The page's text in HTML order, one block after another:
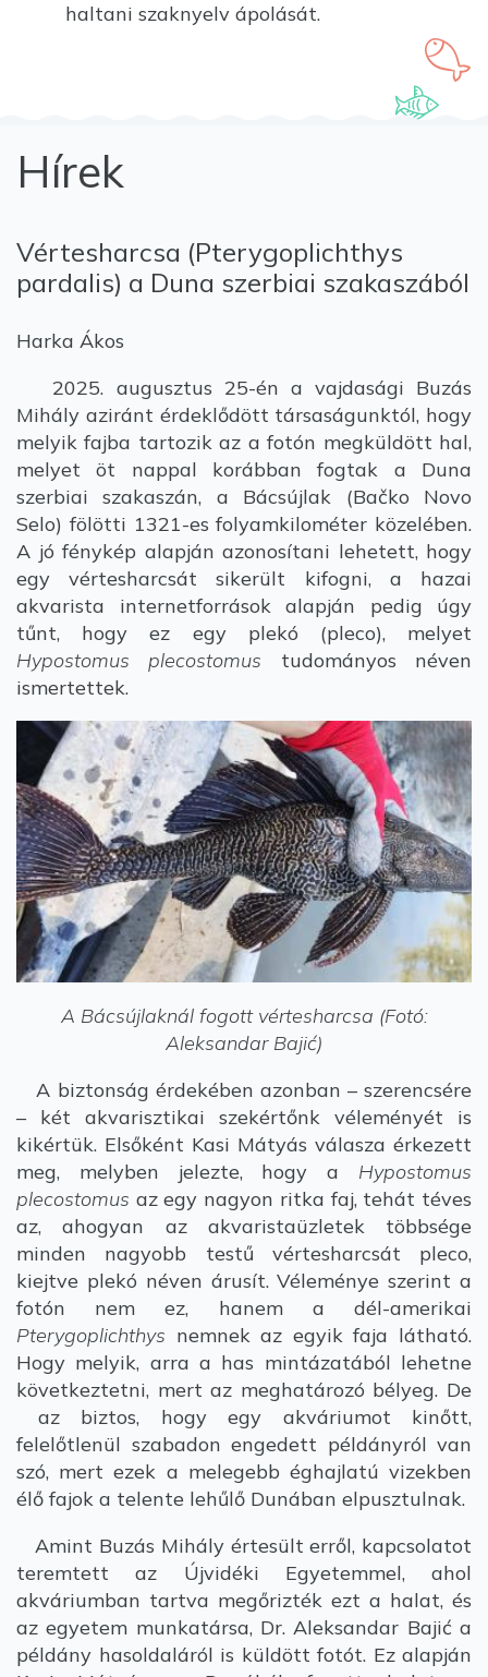
haltani szaknyelv ápolását.
Hírek
Vértesharcsa (Pterygoplichthys
pardalis) a Duna szerbiai szakaszából
Harka Ákos
2025. augusztus 25-én a vajdasági Buzás
Mihály aziránt érdeklődött társaságunktól, hogy
melyik fajba tartozik az a fotón megküldött hal,
melyet öt nappal korábban fogtak a Duna
szerbiai szakaszán, a Bácsújlak (Bačko Novo
Selo) fölötti 1321-es folyamkilométer közelében.
A jó fénykép alapján azonosítani lehetett, hogy
egy vértesharcsát sikerült kifogni, a hazai
akvarista internetforrások alapján pedig úgy
tűnt, hogy ez egy plekó (pleco), melyet
Hypostomus plecostomus tudományos néven
ismertettek.
A Bácsújlaknál fogott vértesharcsa (Fotó:
Aleksandar Bajić)
A biztonság érdekében azonban – szerencsére
– két akvarisztikai szekértőnk véleményét is
kikértük. Elsőként Kasi Mátyás válasza érkezett
meg, melyben jelezte, hogy a Hypostomus
plecostomus az egy nagyon ritka faj, tehát téves
az, ahogyan az akvaristaüzletek többsége
minden nagyobb testű vértesharcsát pleco,
kiejtve plekó néven árusít. Véleménye szerint a
fotón nem ez, hanem a dél-amerikai
Pterygoplichthys nemnek az egyik faja látható.
Hogy melyik, arra a has mintázatából lehetne
következtetni, mert az meghatározó bélyeg. De
az biztos, hogy egy akváriumot kinőtt,
felelőtlenül szabadon engedett példányról van
szó, mert ezek a melegebb éghajlatú vizekben
élő fajok a telente lehűlő Dunában elpusztulnak.
Amint Buzás Mihály értesült erről, kapcsolatot
teremtett az Újvidéki Egyetemmel, ahol
akváriumban tartva megőrizték ezt a halat, és
az egyetem munkatársa, Dr. Aleksandar Bajić a
példány hasoldaláról is küldött fotót. Ez alapján